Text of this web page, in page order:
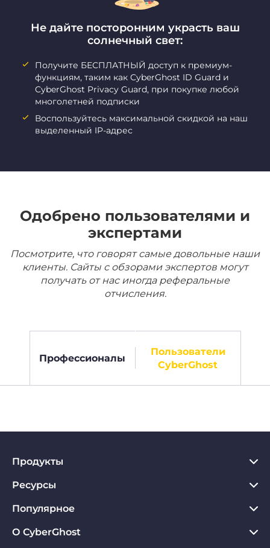
Не дайте посторонним украсть ваш
солнечный свет:
Получите БЕСПЛАТНЫЙ доступ к премиум-
функциям, таким как CyberGhost ID Guard и
CyberGhost Privacy Guard, при покупке любой
многолетней подписки
Воспользуйтесь максимальной скидкой на наш
выделенный IP-адрес
Одобрено пользователями и
экспертами
Посмотрите, что говорят самые довольные наши
клиенты. Сайты с обзорами экспертов могут
получать от нас иногда реферальные
отчисления.
Профессионалы
Пользователи
CyberGhost
Продукты
VPN для PC
VPN для Chrome
VPN для Mac
Ресурсы
Что такое VPN
Хаб по конфиденциальности
Популярное
Отзывы о CyberGhost VPN
О CyberGhost